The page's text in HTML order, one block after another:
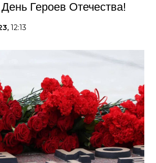
Героев Отечества!
12:13